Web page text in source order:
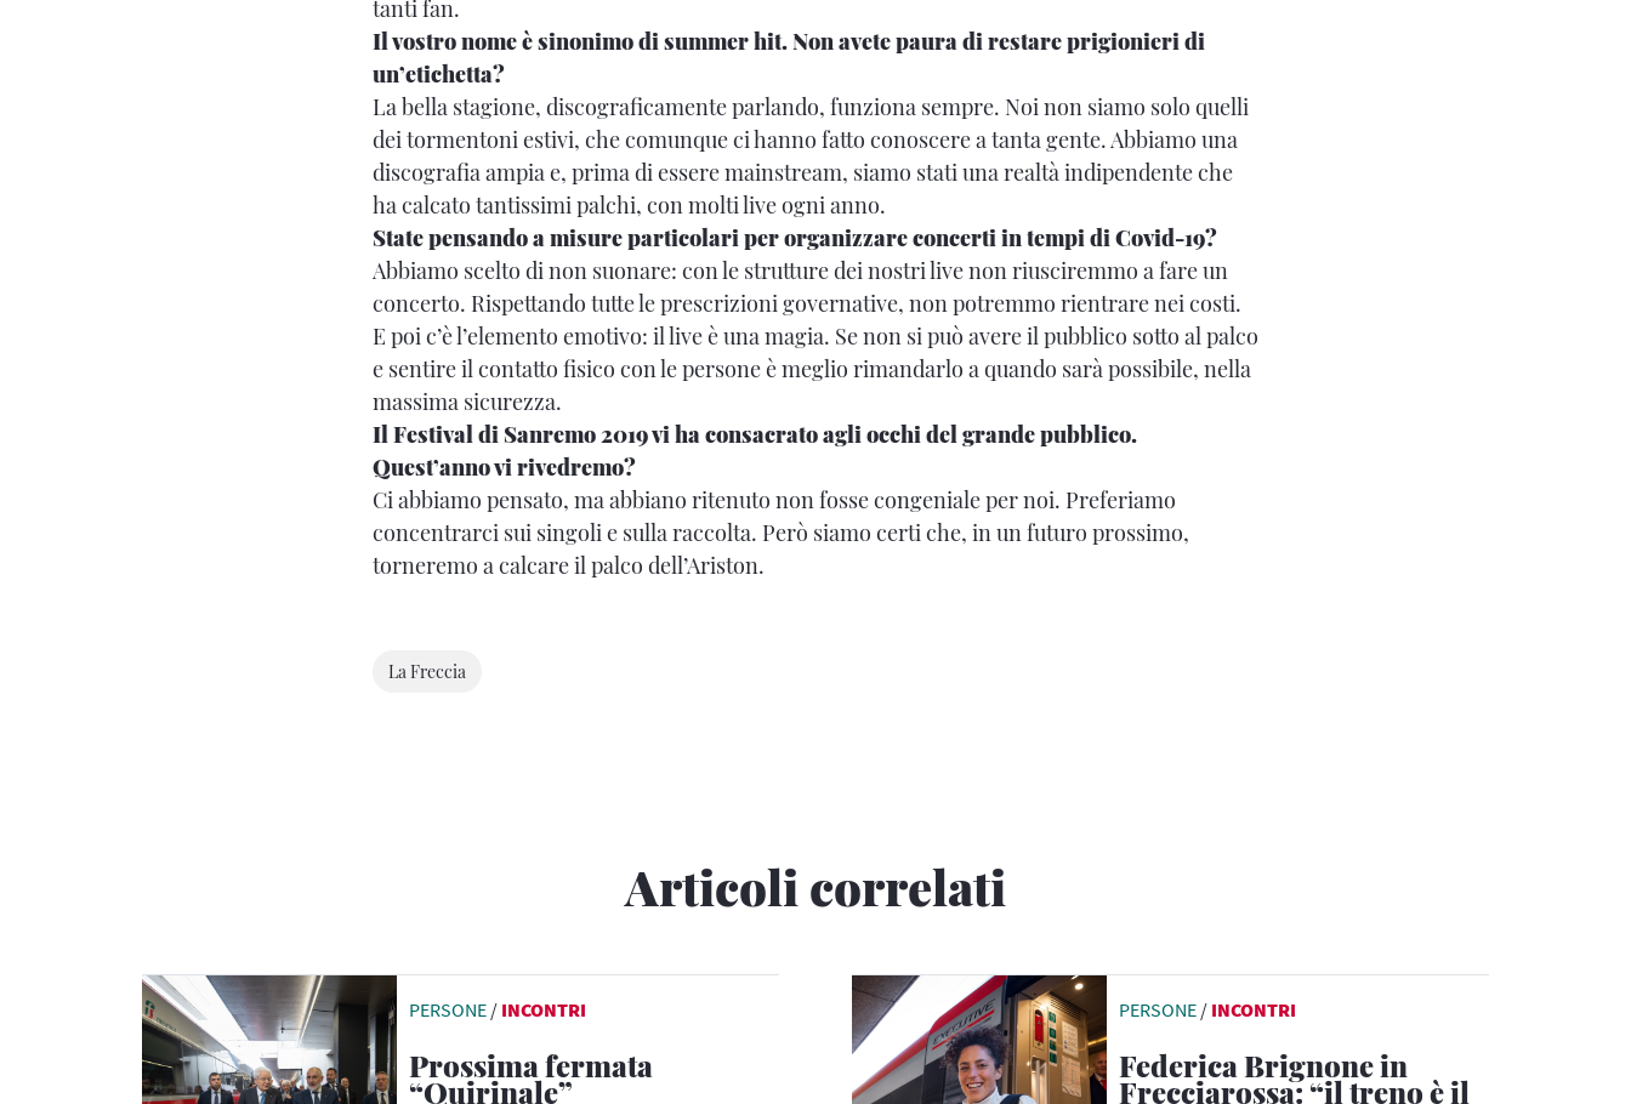
tanti fan.
Il vostro nome è sinonimo di summer hit. Non avete paura di restare prigionieri di
un’etichetta?
La bella stagione, discograficamente parlando, funziona sempre. Noi non siamo solo quelli
dei tormentoni estivi, che comunque ci hanno fatto conoscere a tanta gente. Abbiamo una
discografia ampia e, prima di essere mainstream, siamo stati una realtà indipendente che
ha calcato tantissimi palchi, con molti live ogni anno.
State pensando a misure particolari per organizzare concerti in tempi di Covid-19?
Abbiamo scelto di non suonare: con le strutture dei nostri live non riusciremmo a fare un
concerto. Rispettando tutte le prescrizioni governative, non potremmo rientrare nei costi.
E poi c’è l’elemento emotivo: il live è una magia. Se non si può avere il pubblico sotto al palco
e sentire il contatto fisico con le persone è meglio rimandarlo a quando sarà possibile, nella
massima sicurezza.
Il Festival di Sanremo 2019 vi ha consacrato agli occhi del grande pubblico.
Quest’anno vi rivedremo?
Ci abbiamo pensato, ma abbiano ritenuto non fosse congeniale per noi. Preferiamo
concentrarci sui singoli e sulla raccolta. Però siamo certi che, in un futuro prossimo,
torneremo a calcare il palco dell’Ariston.
La Freccia
Articoli correlati
PERSONE / INCONTRI
Prossima fermata
“Quirinale”
PERSONE / INCONTRI
Federica Brignone in
Frecciarossa: “il treno è il